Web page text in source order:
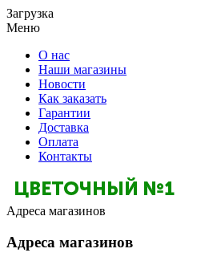
Загрузка
Меню
О нас
Наши магазины
Новости
Как заказать
Гарантии
Доставка
Оплата
Контакты
Адреса магазинов
Адреса магазинов